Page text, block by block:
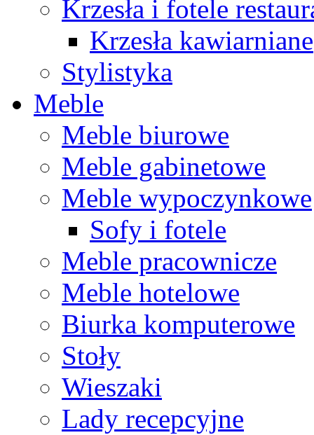
Krzesła i fotele
Krzesła kawiarniane
Stylistyka
Meble
Meble biurowe
Meble gabinetowe
Meble wypoczynkowe
Sofy i fotele
Meble pracownicze
Meble hotelowe
Biurka komputerowe
Stoły
Wieszaki
Lady recepcyjne